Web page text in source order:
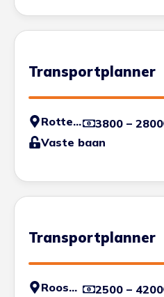
Transportplanner
Rotterdam 3800 – 2800
Vaste baan
Transportplanner
Roosendaal 2500 – 4200